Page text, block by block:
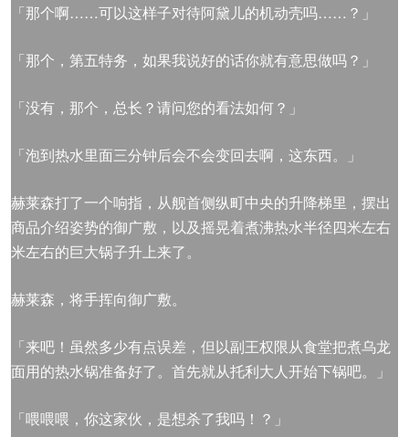
「那个啊……可以这样子对待阿黛儿的机动壳吗……？」
「那个，第五特务，如果我说好的话你就有意思做吗？」
「没有，那个，总长？请问您的看法如何？」
「泡到热水里面三分钟后会不会变回去啊，这东西。」
赫莱森打了一个响指，从舰首侧纵町中央的升降梯里，摆出
商品介绍姿势的御广敷，以及摇晃着煮沸热水半径四米左右
米左右的巨大锅子升上来了。
赫莱森，将手挥向御广敷。
「来吧！虽然多少有点误差，但以副王权限从食堂把煮乌龙
面用的热水锅准备好了。首先就从托利大人开始下锅吧。」
「喂喂喂，你这家伙，是想杀了我吗！？」